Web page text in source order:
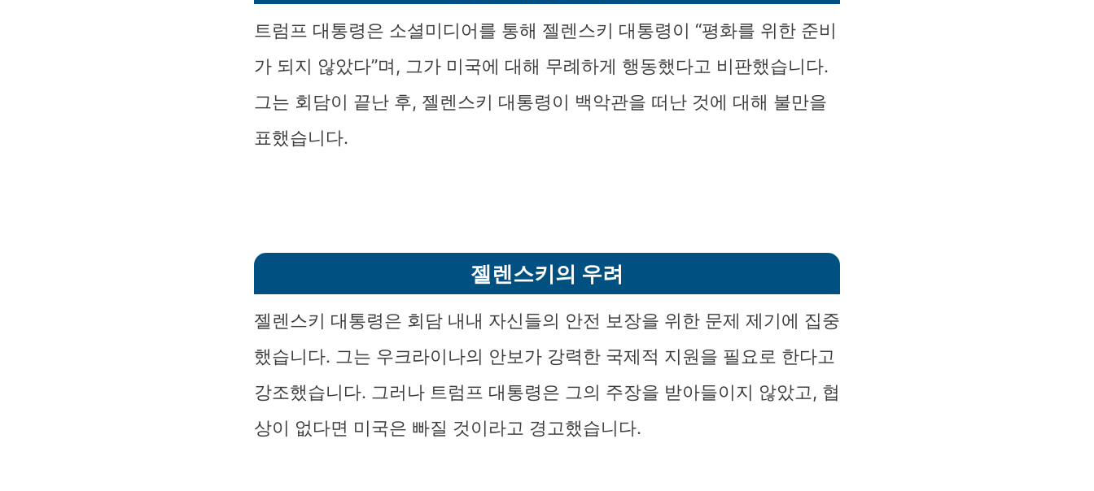
트럼프 대통령은 소셜미디어를 통해 젤렌스키 대통령이 “평화를 위한 준비
가 되지 않았다”며, 그가 미국에 대해 무례하게 행동했다고 비판했습니다.
그는 회담이 끝난 후, 젤렌스키 대통령이 백악관을 떠난 것에 대해 불만을
표했습니다.
젤렌스키의 우려
젤렌스키 대통령은 회담 내내 자신들의 안전 보장을 위한 문제 제기에 집중
했습니다. 그는 우크라이나의 안보가 강력한 국제적 지원을 필요로 한다고
강조했습니다. 그러나 트럼프 대통령은 그의 주장을 받아들이지 않았고, 협
상이 없다면 미국은 빠질 것이라고 경고했습니다.